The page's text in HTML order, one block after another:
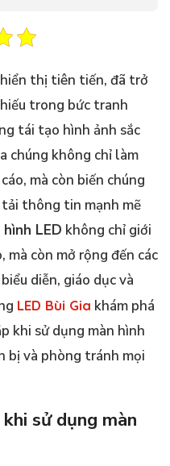
thị tiên tiến, đã trở
trong bức tranh
tái tạo hình ảnh sắc
chúng không chỉ làm
mà còn biến chúng
thông tin mạnh mẽ
hình LED không chỉ giới
còn mở rộng đến các
diễn, giáo dục và
LED Bùi Gia khám phá
khi sử dụng màn hình
bị và phòng tránh mọi
sử dụng màn